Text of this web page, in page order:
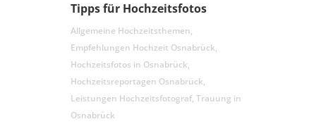
Tipps für Hochzeitsfotos
Allgemeine Hochzeitsthemen,
Empfehlungen Hochzeit Osnabrück,
Hochzeitsfotos in Osnabrück,
Hochzeitsreportagen Osnabrück,
Leistungen Hochzeitsfotograf, Trauung in
Osnabrück